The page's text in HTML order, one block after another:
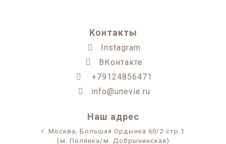
Контакты
Instagram
ВКонтакте
+79124856471
info@unevie.ru
Наш адрес
г. Москва, Большая Ордынка 60/2 стр.1
(м. Полянка/м. Добрынинская)